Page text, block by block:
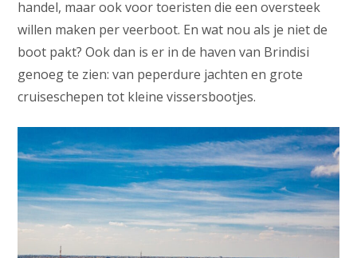
handel, maar ook voor toeristen die een oversteek
willen maken per veerboot. En wat nou als je niet de
boot pakt? Ook dan is er in de haven van Brindisi
genoeg te zien: van peperdure jachten en grote
cruiseschepen tot kleine vissersbootjes.